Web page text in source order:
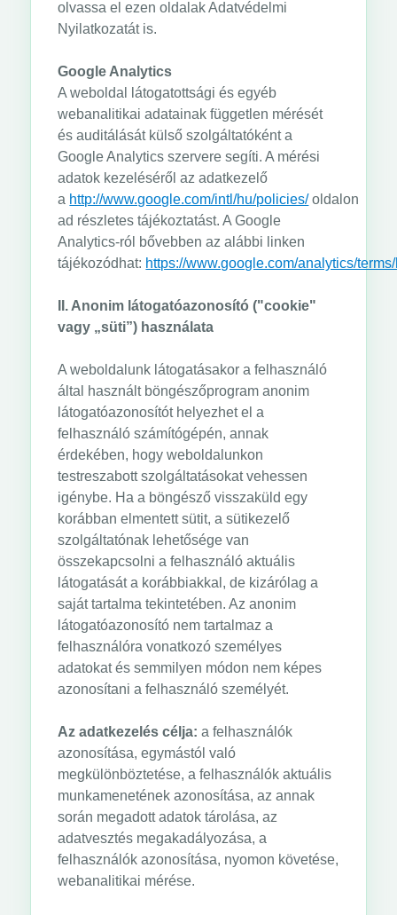
olvassa el ezen oldalak Adatvédelmi
Nyilatkozatát is.
Google Analytics
A weboldal látogatottsági és egyéb
webanalitikai adatainak független mérését
és auditálását külső szolgáltatóként a
Google Analytics szervere segíti. A mérési
adatok kezeléséről az adatkezelő
a http://www.google.com/intl/hu/policies/oldalon
ad részletes tájékoztatást. A Google
Analytics-ról bővebben az alábbi linken
tájékozódhat: https://www.google.com/analytics/
II. Anonim látogatóazonosító ("cookie"
vagy „süti”) használata
A weboldalunk látogatásakor a felhasználó
által használt böngészőprogram anonim
látogatóazonosítót helyezhet el a
felhasználó számítógépén, annak
érdekében, hogy weboldalunkon
testreszabott szolgáltatásokat vehessen
igénybe. Ha a böngésző visszaküld egy
korábban elmentett sütit, a sütikezelő
szolgáltatónak lehetősége van
összekapcsolni a felhasználó aktuális
látogatását a korábbiakkal, de kizárólag a
saját tartalma tekintetében. Az anonim
látogatóazonosító nem tartalmaz a
felhasználóra vonatkozó személyes
adatokat és semmilyen módon nem képes
azonosítani a felhasználó személyét.
Az adatkezelés célja: a felhasználók
azonosítása, egymástól való
megkülönböztetése, a felhasználók aktuális
munkamenetének azonosítása, az annak
során megadott adatok tárolása, az
adatvesztés megakadályozása, a
felhasználók azonosítása, nyomon követése,
webanalitikai mérése.